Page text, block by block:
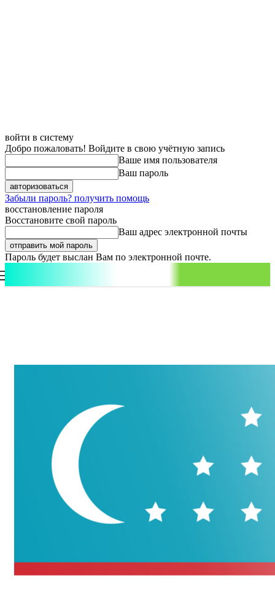
войти в систему
Добро пожаловать! Войдите в свою учётную запись
Ваше имя пользователя
Ваш пароль
Забыли пароль? получить помощь
восстановление пароля
Восстановите свой пароль
Ваш адрес электронной почты
Пароль будет выслан Вам по электронной почте.